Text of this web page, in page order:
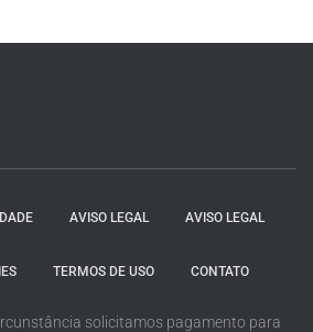
AVISO LEGAL AVISO LEGAL
TERMOS DE USO CONTATO
solicitamos pagamento para